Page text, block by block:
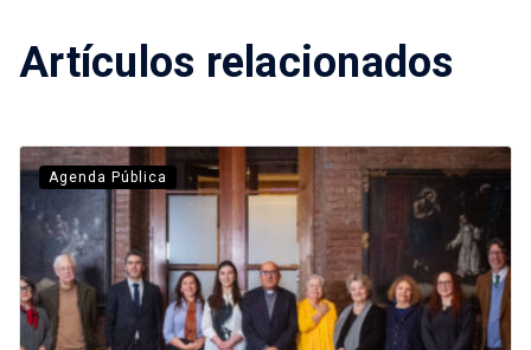
Artículos relacionados
Agenda Pública